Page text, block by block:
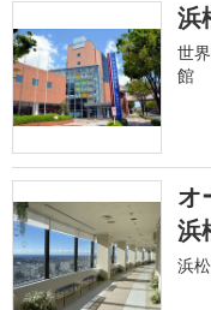
浜
世
館
オ
浜
浜